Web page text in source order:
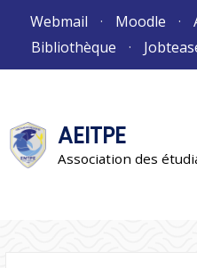
Webmail Moodle
Bibliothèque
AEITPE
Association des